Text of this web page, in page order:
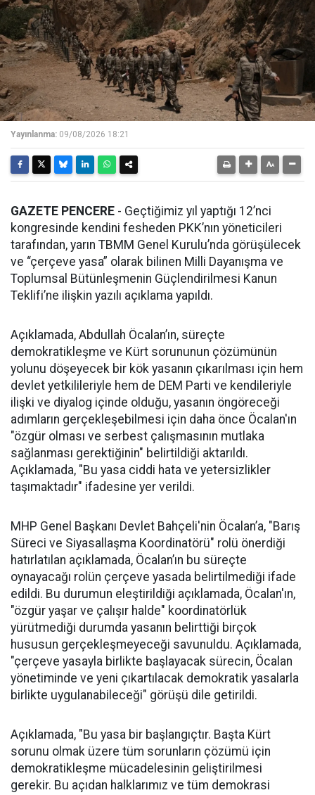
Yayınlanma: 09/08/2026 18:21
GAZETE PENCERE - Geçtiğimiz yıl yaptığı 12’nci
kongresinde kendini fesheden PKK’nın yöneticileri
tarafından, yarın TBMM Genel Kurulu’nda görüşülecek
ve “çerçeve yasa” olarak bilinen Milli Dayanışma ve
Toplumsal Bütünleşmenin Güçlendirilmesi Kanun
Teklifi’ne ilişkin yazılı açıklama yapıldı.
Açıklamada, Abdullah Öcalan’ın, süreçte
demokratikleşme ve Kürt sorununun çözümünün
yolunu döşeyecek bir kök yasanın çıkarılması için hem
devlet yetkilileriyle hem de DEM Parti ve kendileriyle
ilişki ve diyalog içinde olduğu, yasanın öngöreceği
adımların gerçekleşebilmesi için daha önce Öcalan'ın
"özgür olması ve serbest çalışmasının mutlaka
sağlanması gerektiğinin" belirtildiği aktarıldı.
Açıklamada, "Bu yasa ciddi hata ve yetersizlikler
taşımaktadır" ifadesine yer verildi.
MHP Genel Başkanı Devlet Bahçeli'nin Öcalan’a, "Barış
Süreci ve Siyasallaşma Koordinatörü" rolü önerdiği
hatırlatılan açıklamada, Öcalan’ın bu süreçte
oynayacağı rolün çerçeve yasada belirtilmediği ifade
edildi. Bu durumun eleştirildiği açıklamada, Öcalan'ın,
"özgür yaşar ve çalışır halde" koordinatörlük
yürütmediği durumda yasanın belirttiği birçok
hususun gerçekleşmeyeceği savunuldu. Açıklamada,
"çerçeve yasayla birlikte başlayacak sürecin, Öcalan
yönetiminde ve yeni çıkartılacak demokratik yasalarla
birlikte uygulanabileceği" görüşü dile getirildi.
Açıklamada, "Bu yasa bir başlangıçtır. Başta Kürt
sorunu olmak üzere tüm sorunların çözümü için
demokratikleşme mücadelesinin geliştirilmesi
gerekir. Bu açıdan halklarımız ve tüm demokrasi